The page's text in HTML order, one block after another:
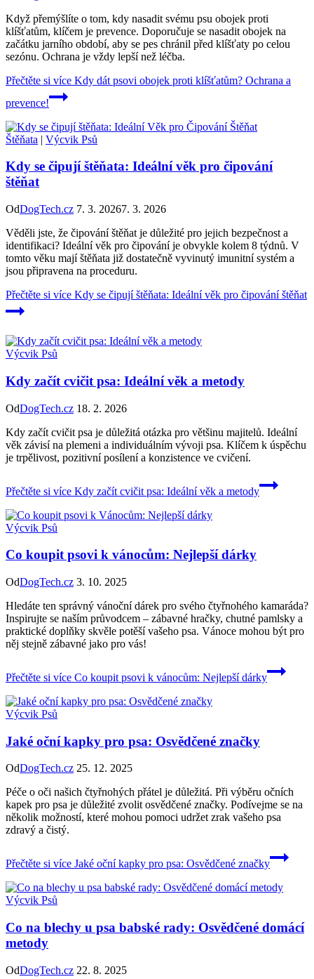
Když přemýšlíte o tom, kdy nasadit svému psu obojek proti
klíšťatům, klíčem je prevence. Doporučuje se nasadit obojek na
začátku jarního období, aby se pes chránil před klíšťaty po celou
sezónu. Ochrana je vždy lepší než léčba.
Přečtěte si více Kdy dát psovi obojek proti klíšťatům? Ochrana a
prevence!
Štěňata | Výcvik Psů
Kdy se čipují štěňata: Ideální věk pro čipování
štěňat
OdDogTech.cz 7. 3. 20267. 3. 2026
Věděli jste, že čipování štěňat je důležité pro jejich bezpečnost a
identifikaci? Ideální věk pro čipování je obvykle kolem 8 týdnů. V
tomto věku mají štěňata již dostatečně vyvinutý imunitní systém a
jsou připravena na proceduru.
Přečtěte si více Kdy se čipují štěňata: Ideální věk pro čipování štěňat
Výcvik Psů
Kdy začít cvičit psa: Ideální věk a metody
OdDogTech.cz 18. 2. 2026
Kdy začít cvičit psa je důležitá otázka pro většinu majitelů. Ideální
věk závisí na plemeni a individuálním vývoji psa. Klíčem k úspěchu
je trpělivost, pozitivní posílení a konzistence ve cvičení.
Přečtěte si více Kdy začít cvičit psa: Ideální věk a metody
Výcvik Psů
Co koupit psovi k vánocům: Nejlepší dárky
OdDogTech.cz 3. 10. 2025
Hledáte ten správný vánoční dárek pro svého čtyřnohého kamaráda?
Inspirujte se naším průvodcem – zábavné hračky, chutné pamlsky a
praktické doplňky skvěle potěší vašeho psa. Vánoce mohou být pro
něj stejně zábavné jako pro vás!
Přečtěte si více Co koupit psovi k vánocům: Nejlepší dárky
Výcvik Psů
Jaké oční kapky pro psa: Osvědčené značky
OdDogTech.cz 25. 12. 2025
Péče o oči našich čtyřnohých přátel je důležitá. Při výběru očních
kapek pro psa je důležité zvolit osvědčené značky. Podívejme se na
několik možností, které mohou pomoci udržet zrak vašeho psa
zdravý a čistý.
Přečtěte si více Jaké oční kapky pro psa: Osvědčené značky
Výcvik Psů
Co na blechy u psa babské rady: Osvědčené domácí
metody
OdDogTech.cz 22. 8. 2025